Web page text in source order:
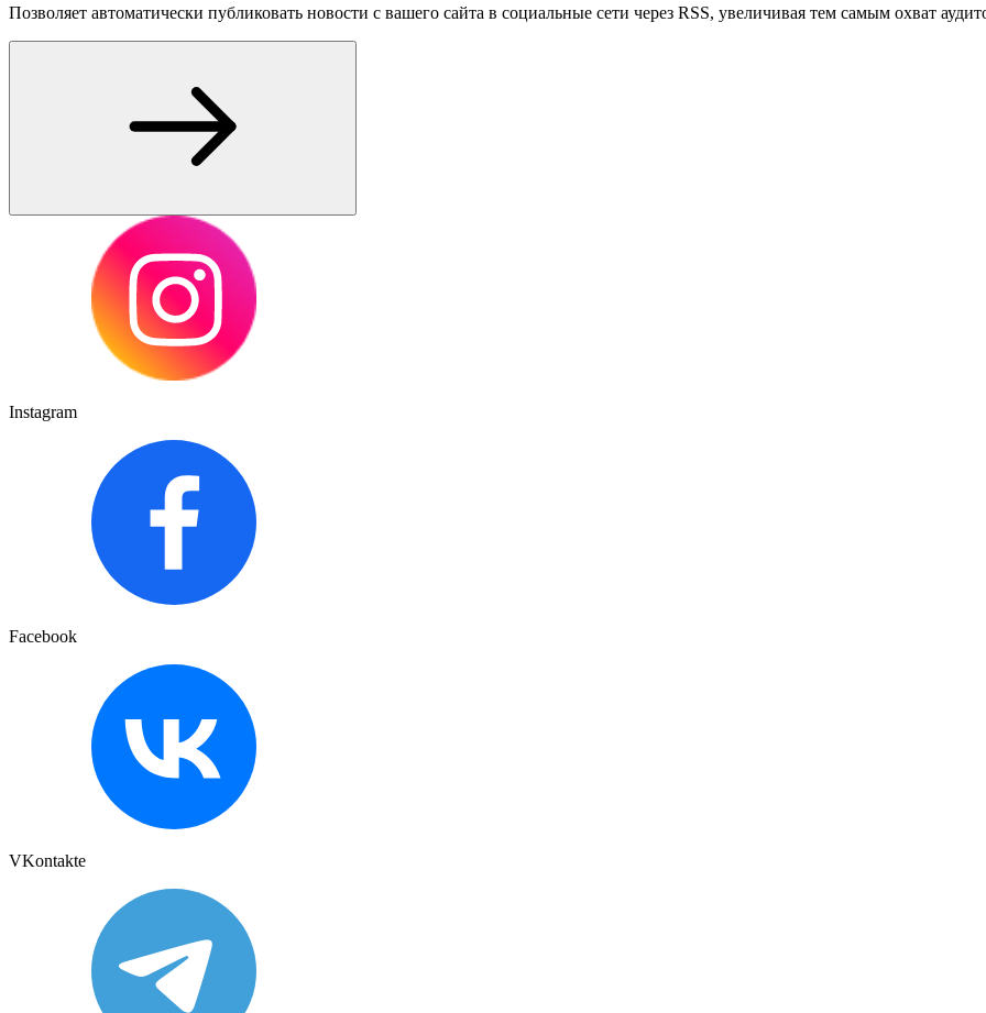
Позволяет автоматически публиковать новости с вашего сайта в социальные сети через RSS, увеличивая тем самым охват
Instagram
Facebook
VKontakte